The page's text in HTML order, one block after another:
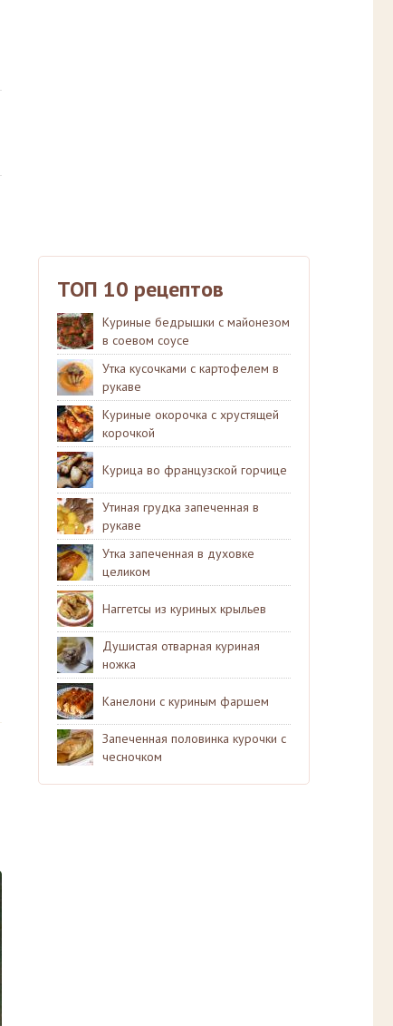
ТОП 10 рецептов
Куриные бедрышки с майонезом
в соевом соусе
Утка кусочками с картофелем в
рукаве
Куриные окорочка с хрустящей
корочкой
Курица во французской горчице
Утиная грудка запеченная в
рукаве
Утка запеченная в духовке
целиком
Наггетсы из куриных крыльев
Душистая отварная куриная
ножка
Канелони с куриным фаршем
Запеченная половинка курочки с
чесночком